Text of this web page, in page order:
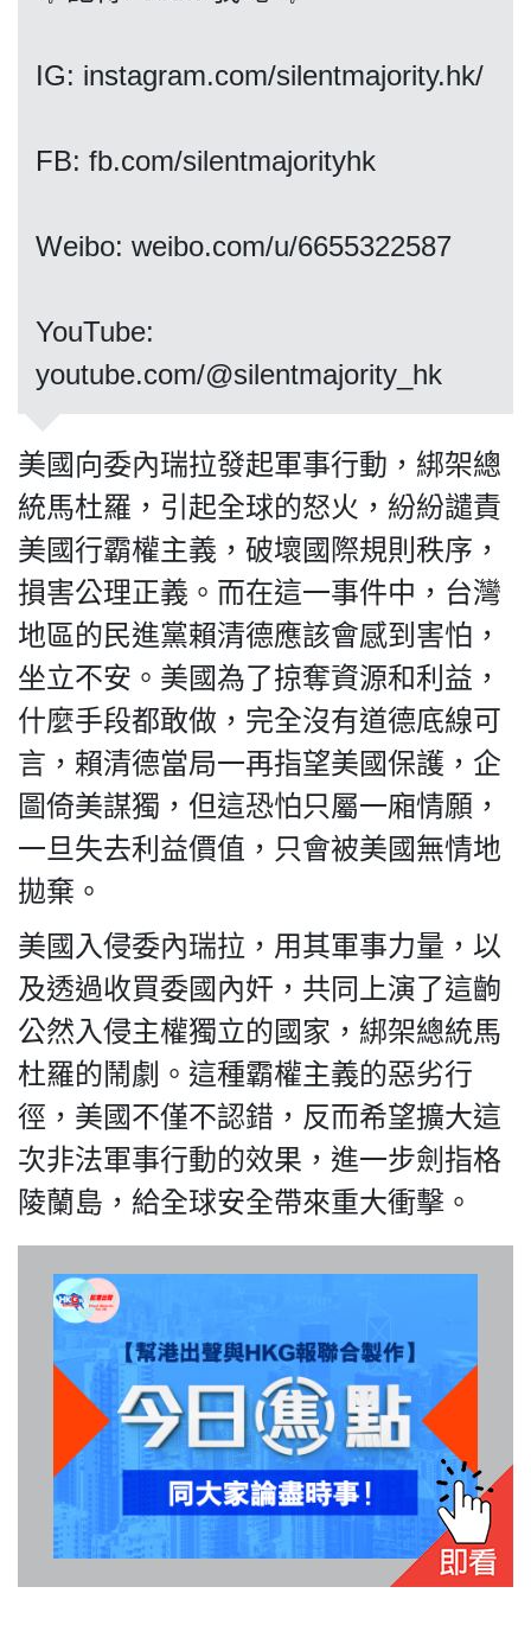
我們的立場
聯絡我們
私
隱
政
策
及
責
聲
©
2018
Silent
Majority
For
HK.
All
rights
reserved.
IG: instagram.com/silentmajority.hk/
FB: fb.com/silentmajorityhk
Weibo: weibo.com/u/6655322587
YouTube:
youtube.com/@silentmajority_hk
美國向委內瑞拉發起軍事行動，綁架總
統馬杜羅，引起全球的怒火，紛紛譴責
美國行霸權主義，破壞國際規則秩序，
損害公理正義。而在這一事件中，台灣
地區的民進黨賴清德應該會感到害怕，
坐立不安。美國為了掠奪資源和利益，
什麼手段都敢做，完全沒有道德底線可
言，賴清德當局一再指望美國保護，企
圖倚美謀獨，但這恐怕只屬一廂情願，
一旦失去利益價值，只會被美國無情地
拋棄。
美國入侵委內瑞拉，用其軍事力量，以
及透過收買委國內奸，共同上演了這齣
公然入侵主權獨立的國家，綁架總統馬
杜羅的鬧劇。這種霸權主義的惡劣行
徑，美國不僅不認錯，反而希望擴大這
次非法軍事行動的效果，進一步劍指格
陵蘭島，給全球安全帶來重大衝擊。